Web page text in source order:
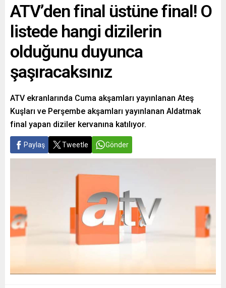
ATV’den final üstüne final! O
listede hangi dizilerin
olduğunu duyunca
şaşıracaksınız
ATV ekranlarında Cuma akşamları yayınlanan Ateş
Kuşları ve Perşembe akşamları yayınlanan Aldatmak
final yapan diziler kervanına katılıyor.
Paylaş Tweetle Gönder